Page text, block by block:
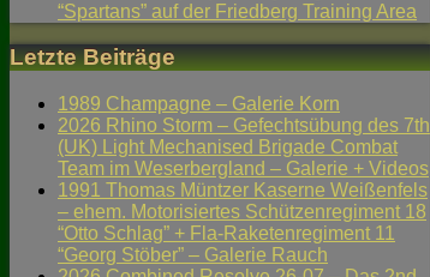
“Spartans” auf der Friedberg Training Area
Letzte Beiträge
1989 Champagne – Galerie Korn
2026 Rhino Storm – Gefechtsübung des 7th
(UK) Light Mechanised Brigade Combat
Team im Weserbergland – Galerie + Videos
1991 Thomas Müntzer Kaserne Weißenfels
– ehem. Motorisiertes Schützenregiment 18
“Otto Schlag” + Fla-Raketenregiment 11
“Georg Stöber” – Galerie Rauch